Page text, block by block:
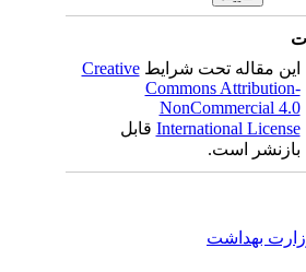
این مقاله تحت شرایطCreative
Commons
NonCommercial
Internationalقابل
بازنشر است.
بهداشت